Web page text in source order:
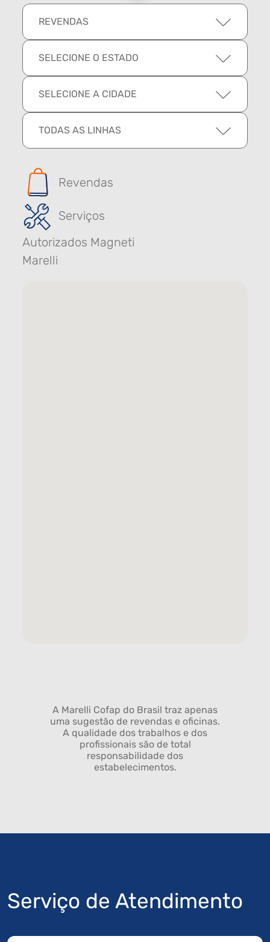
REVENDAS
SELECIONE O ESTADO
SELECIONE A CIDADE
TODAS AS LINHAS
Revendas
Serviços
Autorizados Magneti
Marelli
A Marelli Cofap do Brasil traz apenas
uma sugestão de revendas e oficinas.
A qualidade dos trabalhos e dos
profissionais são de total
responsabilidade dos
estabelecimentos.
Serviço de Atendimento